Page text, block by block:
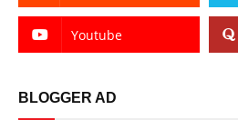
Youtube
BLOGGER AD